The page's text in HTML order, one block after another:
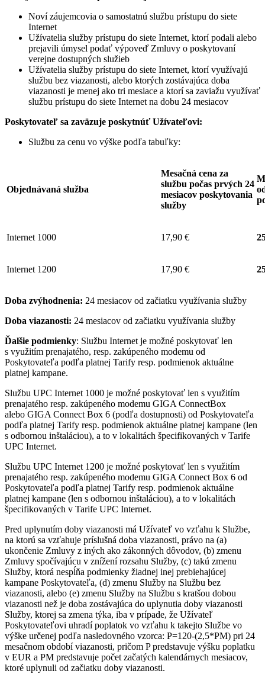
Noví záujemcovia o samostatnú službu prístupu do siete
Internet
Užívatelia služby prístupu do siete Internet, ktorí podali alebo
prejavili úmysel podať výpoveď Zmluvy o poskytovaní
verejne dostupných služieb
Užívatelia služby prístupu do siete Internet, ktorí využívajú
službu bez viazanosti, alebo ktorých zostávajúca doba
viazanosti je menej ako tri mesiace a ktorí sa zaviažu využívať
službu prístupu do siete Internet na dobu 24 mesiacov
Poskytovateľ sa zaväzuje poskytnúť Užívateľovi:
Službu za cenu vo výške podľa tabuľky:
Objednávaná služba
Mesačná cena za
službu počas prvých 24
mesiacov poskytovania
služby
Internet 1000 17,90 €
Internet 1200 17,90 €
Doba zvýhodnenia: 24 mesiacov od začiatku využívania služby
Doba viazanosti: 24 mesiacov od začiatku využívania služby
Ďalšie podmienky: Službu Internet je možné poskytovať len
s využitím prenajatého, resp. zakúpeného modemu od
Poskytovateľa podľa platnej Tarify resp. podmienok aktuálne
platnej kampane.
Službu UPC Internet 1000 je možné poskytovať len s využitím
prenajatého resp. zakúpeného modemu GIGA ConnectBox
alebo GIGA Connect Box 6 (podľa dostupnosti) od Poskytovateľa
podľa platnej Tarify resp. podmienok aktuálne platnej kampane (len
s odbornou inštaláciou), a to v lokalitách špecifikovaných v Tarife
UPC Internet.
Službu UPC Internet 1200 je možné poskytovať len s využitím
prenajatého resp. zakúpeného modemu GIGA Connect Box 6 od
Poskytovateľa podľa platnej Tarify resp. podmienok aktuálne
platnej kampane (len s odbornou inštaláciou), a to v lokalitách
špecifikovaných v Tarife UPC Internet.
Pred uplynutím doby viazanosti má Užívateľ vo vzťahu k Službe,
na ktorú sa vzťahuje príslušná doba viazanosti, právo na (a)
ukončenie Zmluvy z iných ako zákonných dôvodov, (b) zmenu
Zmluvy spočívajúcu v znížení rozsahu Služby, (c) takú zmenu
Služby, ktorá nespĺňa podmienky žiadnej inej prebiehajúcej
kampane Poskytovateľa, (d) zmenu Služby na Službu bez
viazanosti, alebo (e) zmenu Služby na Službu s kratšou dobou
viazanosti než je doba zostávajúca do uplynutia doby viazanosti
Služby, ktorej sa zmena týka, iba v prípade, že Užívateľ
Poskytovateľovi uhradí poplatok vo vzťahu k takejto Službe vo
výške určenej podľa nasledovného vzorca: P=120-(2,5*PM) pri 24
mesačnom období viazanosti, pričom P predstavuje výšku poplatku
v EUR a PM predstavuje počet začatých kalendárnych mesiacov,
ktoré uplynuli od začiatku doby viazanosti.